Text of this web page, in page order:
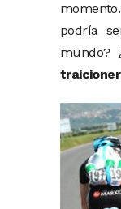
podría
mundo?